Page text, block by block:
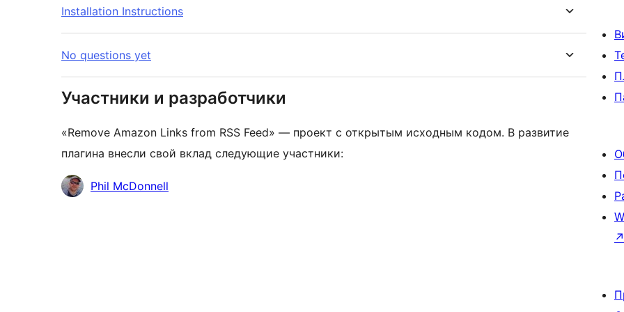
Installation Instructions
No questions yet
Участники и разработчики
«Remove Amazon Links from RSS Feed» — проект с открытым исходным кодом. В развитие
плагина внесли свой вклад следующие участники:
УчастникиPhil McDonnell
↗